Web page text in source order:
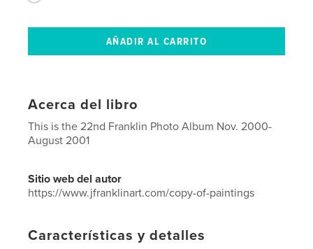
Acerca del libro
This is the 22nd Franklin Photo Album Nov. 2000-
August 2001
Sitio web del autor
https://www.jfranklinart.com/copy-of-paintings
Características y detalles